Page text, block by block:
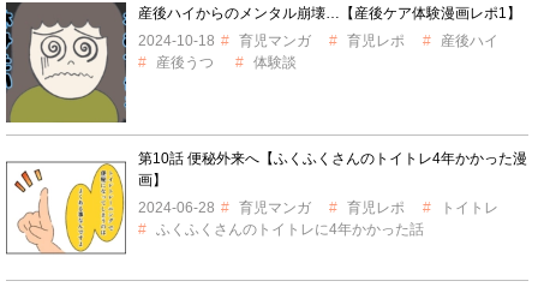
産後ハイからのメンタル崩壊…【産後ケア体験漫画レポ1】
2024-10-18
育児マンガ 育児レポ
産後ハイ
産後うつ
体験談
第10話 便秘外来へ【ふくふくさんのトイトレ4年かかった漫
画】
2024-06-28
育児マンガ 育児レポ
トイトレ
ふくふくさんのトイトレに4年かかった話